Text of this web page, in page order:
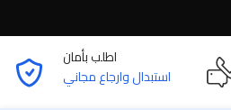
اطلب بأمان
استبدال وارجاع مجاني